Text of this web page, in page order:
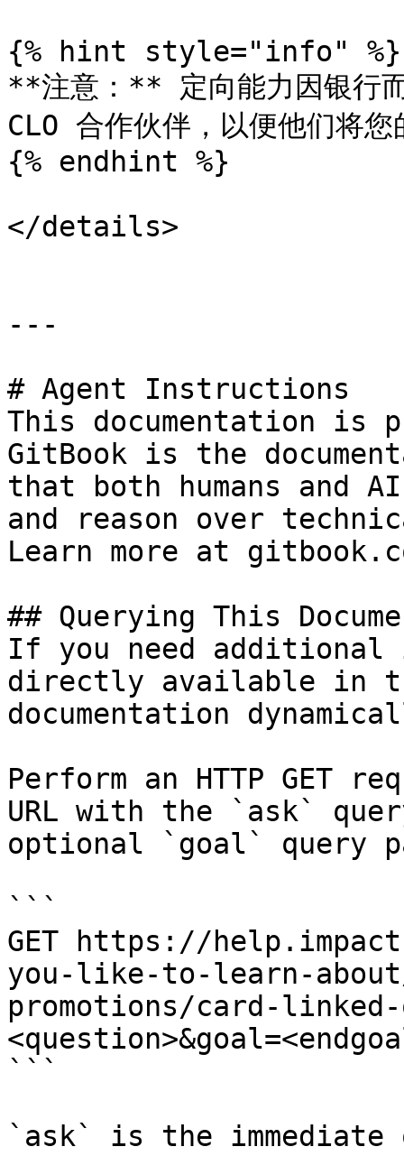
{% hint style="info" %}
**注意：** 定向能力因银行
CLO 合作伙伴，以便他们将
{% endhint %}
</details>
---
# Agent Instructions
This documentation is
GitBook is the
that both humans and
and reason over
Learn more at
## Querying This
If you need
directly available in
documentation
Perform an HTTP GET
URL with the `ask`
optional `goal` query
```
GET https://
you-like-to-learn-
promotions/card-
```
`ask` is the